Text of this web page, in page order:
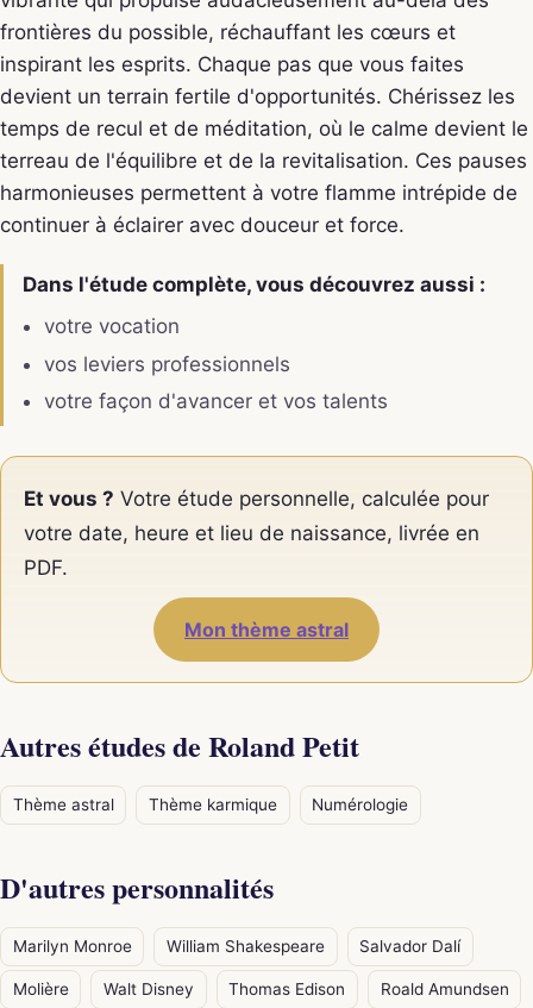
frontières du possible, réchauffant les cœurs et
inspirant les esprits. Chaque pas que vous faites
devient un terrain fertile d'opportunités. Chérissez les
temps de recul et de méditation, où le calme devient le
terreau de l'équilibre et de la revitalisation. Ces pauses
harmonieuses permettent à votre flamme intrépide de
continuer à éclairer avec douceur et force.
Dans l'étude complète, vous découvrez aussi :
votre vocation
vos leviers professionnels
votre façon d'avancer et vos talents
Et vous ? Votre étude personnelle, calculée pour
votre date, heure et lieu de naissance, livrée en
PDF.
Mon thème astral
Autres études de Roland Petit
Thème astral Thème karmique Numérologie
D'autres personnalités
Marilyn Monroe William Shakespeare Salvador Dalí
Molière Walt Disney Thomas Edison Roald Amundsen